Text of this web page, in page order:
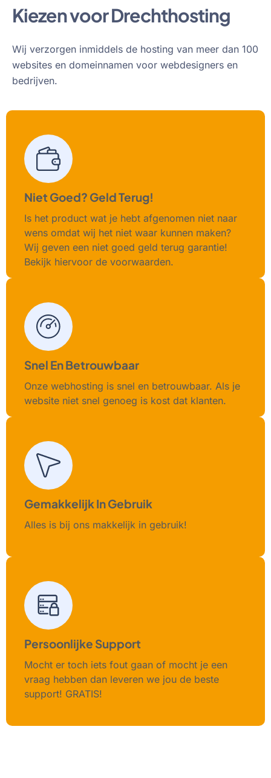
Kiezen voor Drechthosting
Wij verzorgen inmiddels de hosting van meer dan 100
websites en domeinnamen voor webdesigners en
bedrijven.
Niet Goed? Geld Terug!
Is het product wat je hebt afgenomen niet naar
wens omdat wij het niet waar kunnen maken?
Wij geven een niet goed geld terug garantie!
Bekijk hiervoor de voorwaarden.
Snel En Betrouwbaar
Onze webhosting is snel en betrouwbaar. Als je
website niet snel genoeg is kost dat klanten.
Gemakkelijk In Gebruik
Alles is bij ons makkelijk in gebruik!
Persoonlijke Support
Mocht er toch iets fout gaan of mocht je een
vraag hebben dan leveren we jou de beste
support! GRATIS!